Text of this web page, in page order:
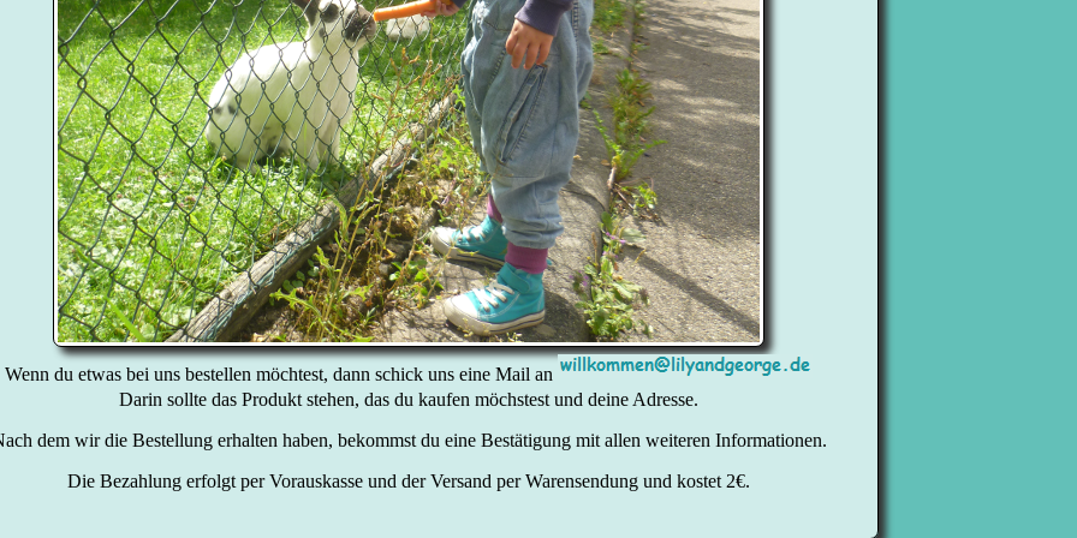
Wenn du etwas bei uns bestellen möchtest, dann schick uns eine Mail an
Darin sollte das Produkt stehen, das du kaufen möchstest und deine Adresse.
dem wir die Bestellung erhalten haben, bekommst du eine Bestätigung mit allen weiteren Informationen.
Die Bezahlung erfolgt per Vorauskasse und der Versand per Warensendung und kostet 2€.